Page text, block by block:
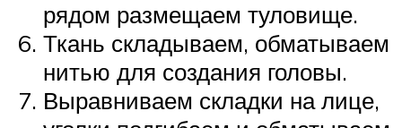
рядом размещаем туловище.
Ткань складываем, обматываем
нитью для создания головы.
Выравниваем складки на лице,